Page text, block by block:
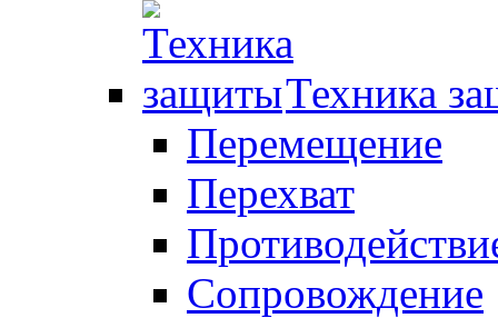
Техника
Перемещение
Перехват
Сопровождение